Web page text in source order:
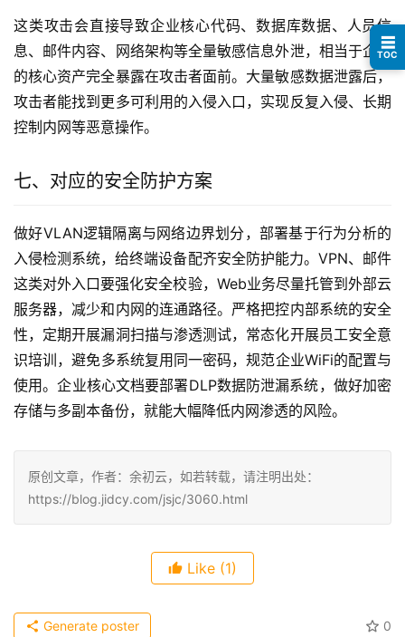
这类攻击会直接导致企业核心代码、数据库数据、人员信
息、邮件内容、网络架构等全量敏感信息外泄，相当于企业
的核心资产完全暴露在攻击者面前。大量敏感数据泄露后，
攻击者能找到更多可利用的入侵入口，实现反复入侵、长期
控制内网等恶意操作。
七、对应的安全防护方案
做好VLAN逻辑隔离与网络边界划分，部署基于行为分析的
入侵检测系统，给终端设备配齐安全防护能力。VPN、邮件
这类对外入口要强化安全校验，Web业务尽量托管到外部云
服务器，减少和内网的连通路径。严格把控内部系统的安全
性，定期开展漏洞扫描与渗透测试，常态化开展员工安全意
识培训，避免多系统复用同一密码，规范企业WiFi的配置与
使用。企业核心文档要部署DLP数据防泄漏系统，做好加密
存储与多副本备份，就能大幅降低内网渗透的风险。
原创文章，作者：余初云，如若转载，请注明出处：
https://blog.jidcy.com/jsjc/3060.html
Like (1)
0
Generate poster
☰
TOC